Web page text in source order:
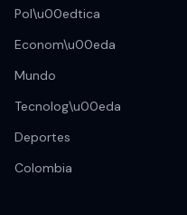
Pol\u00edtica
Econom\u00eda
Mundo
Tecnolog\u00eda
Deportes
Colombia